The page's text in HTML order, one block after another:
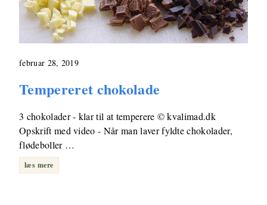
februar 28, 2019
Tempereret chokolade
3 chokolader - klar til at temperere © kvalimad.dk
Opskrift med video - Når man laver fyldte chokolader,
flødeboller …
læs mere